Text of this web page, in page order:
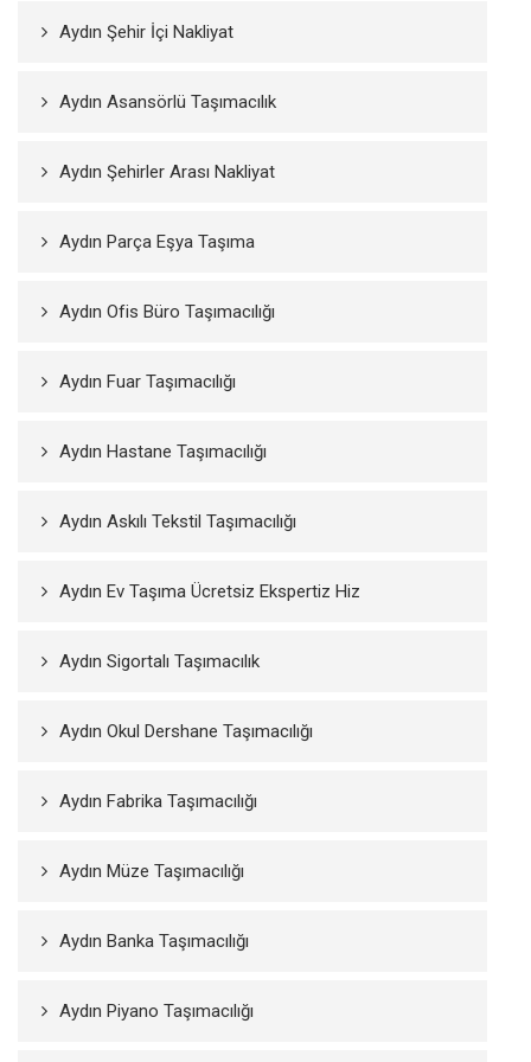
Aydın Şehir İçi Nakliyat
Aydın Asansörlü Taşımacılık
Aydın Şehirler Arası Nakliyat
Aydın Parça Eşya Taşıma
Aydın Ofis Büro Taşımacılığı
Aydın Fuar Taşımacılığı
Aydın Hastane Taşımacılığı
Aydın Askılı Tekstil Taşımacılığı
Aydın Ev Taşıma Ücretsiz Ekspertiz Hiz
Aydın Sigortalı Taşımacılık
Aydın Okul Dershane Taşımacılığı
Aydın Fabrika Taşımacılığı
Aydın Müze Taşımacılığı
Aydın Banka Taşımacılığı
Aydın Piyano Taşımacılığı